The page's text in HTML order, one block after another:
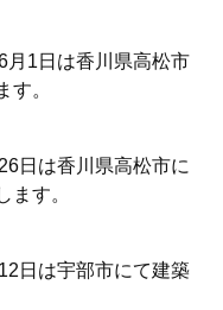
月1日は香川県高松市
す。
日は香川県高松市に
ます。
日は宇部市にて建築